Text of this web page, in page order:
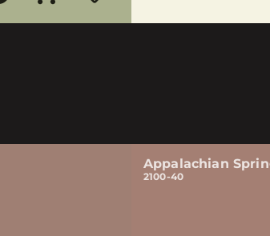
Appalachian
2100-40